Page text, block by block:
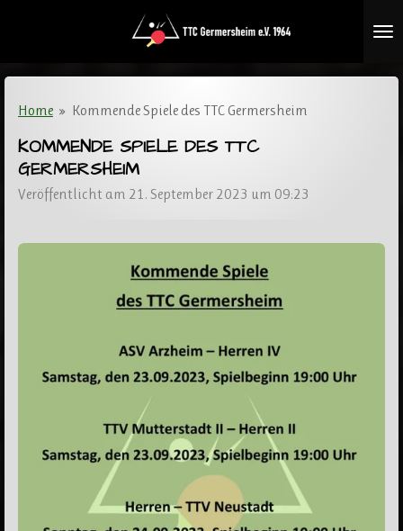
Home » Kommende Spiele des TTC Germersheim
KOMMENDE SPIELE DES TTC
GERMERSHEIM
Veröffentlicht am 21. September 2023 um 09:23